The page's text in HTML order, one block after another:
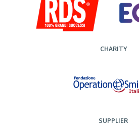
CHARITY
SUPPLIER